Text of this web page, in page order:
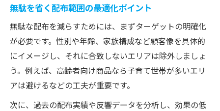
無駄を省く配布範囲の最適化ポイント
無駄な配布を減らすためには、まずターゲットの明確化
が必要です。性別や年齢、家族構成など顧客像を具体的
にイメージし、それに合致しないエリアは除外しましょ
う。例えば、高齢者向け商品なら子育て世帯が多いエリ
アは避けるなどの工夫が重要です。
次に、過去の配布実績や反響データを分析し、効果の低